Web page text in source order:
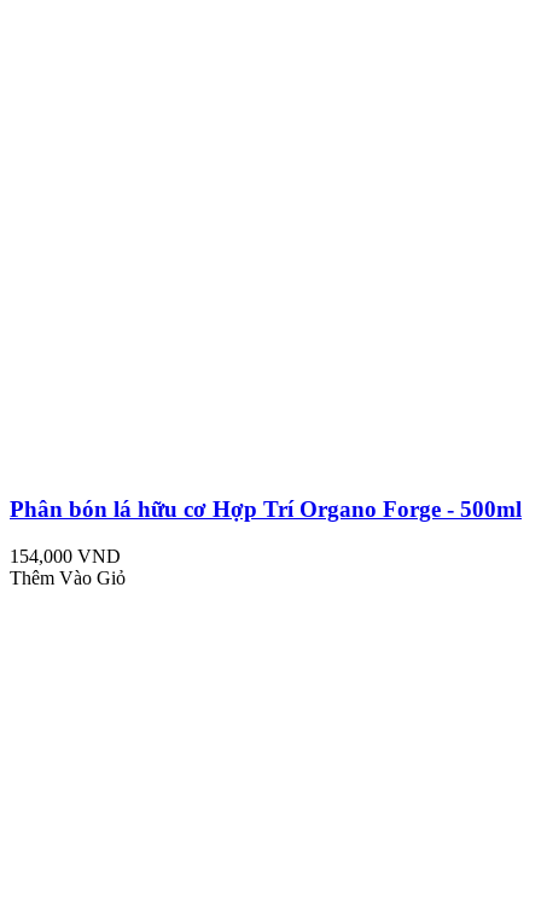
Phân bón lá hữu cơ Hợp Trí Organo Forge - 500ml
154,000 VND
Thêm Vào Giỏ